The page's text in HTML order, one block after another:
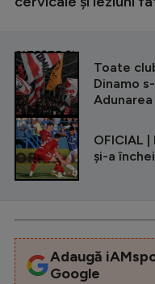
CITEȘTE ȘI
Toate
Dinamo
Adunarea
OFICIAL
și-a
Adaugă
Google